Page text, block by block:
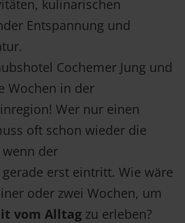
kulinarischen
Entspannung und
Cochemer Jung und
Wochen in der
Wer nur einen
oft schon wieder die
der
erst eintritt. Wie wäre
oder zwei Wochen, um
vom Alltag zu erleben?